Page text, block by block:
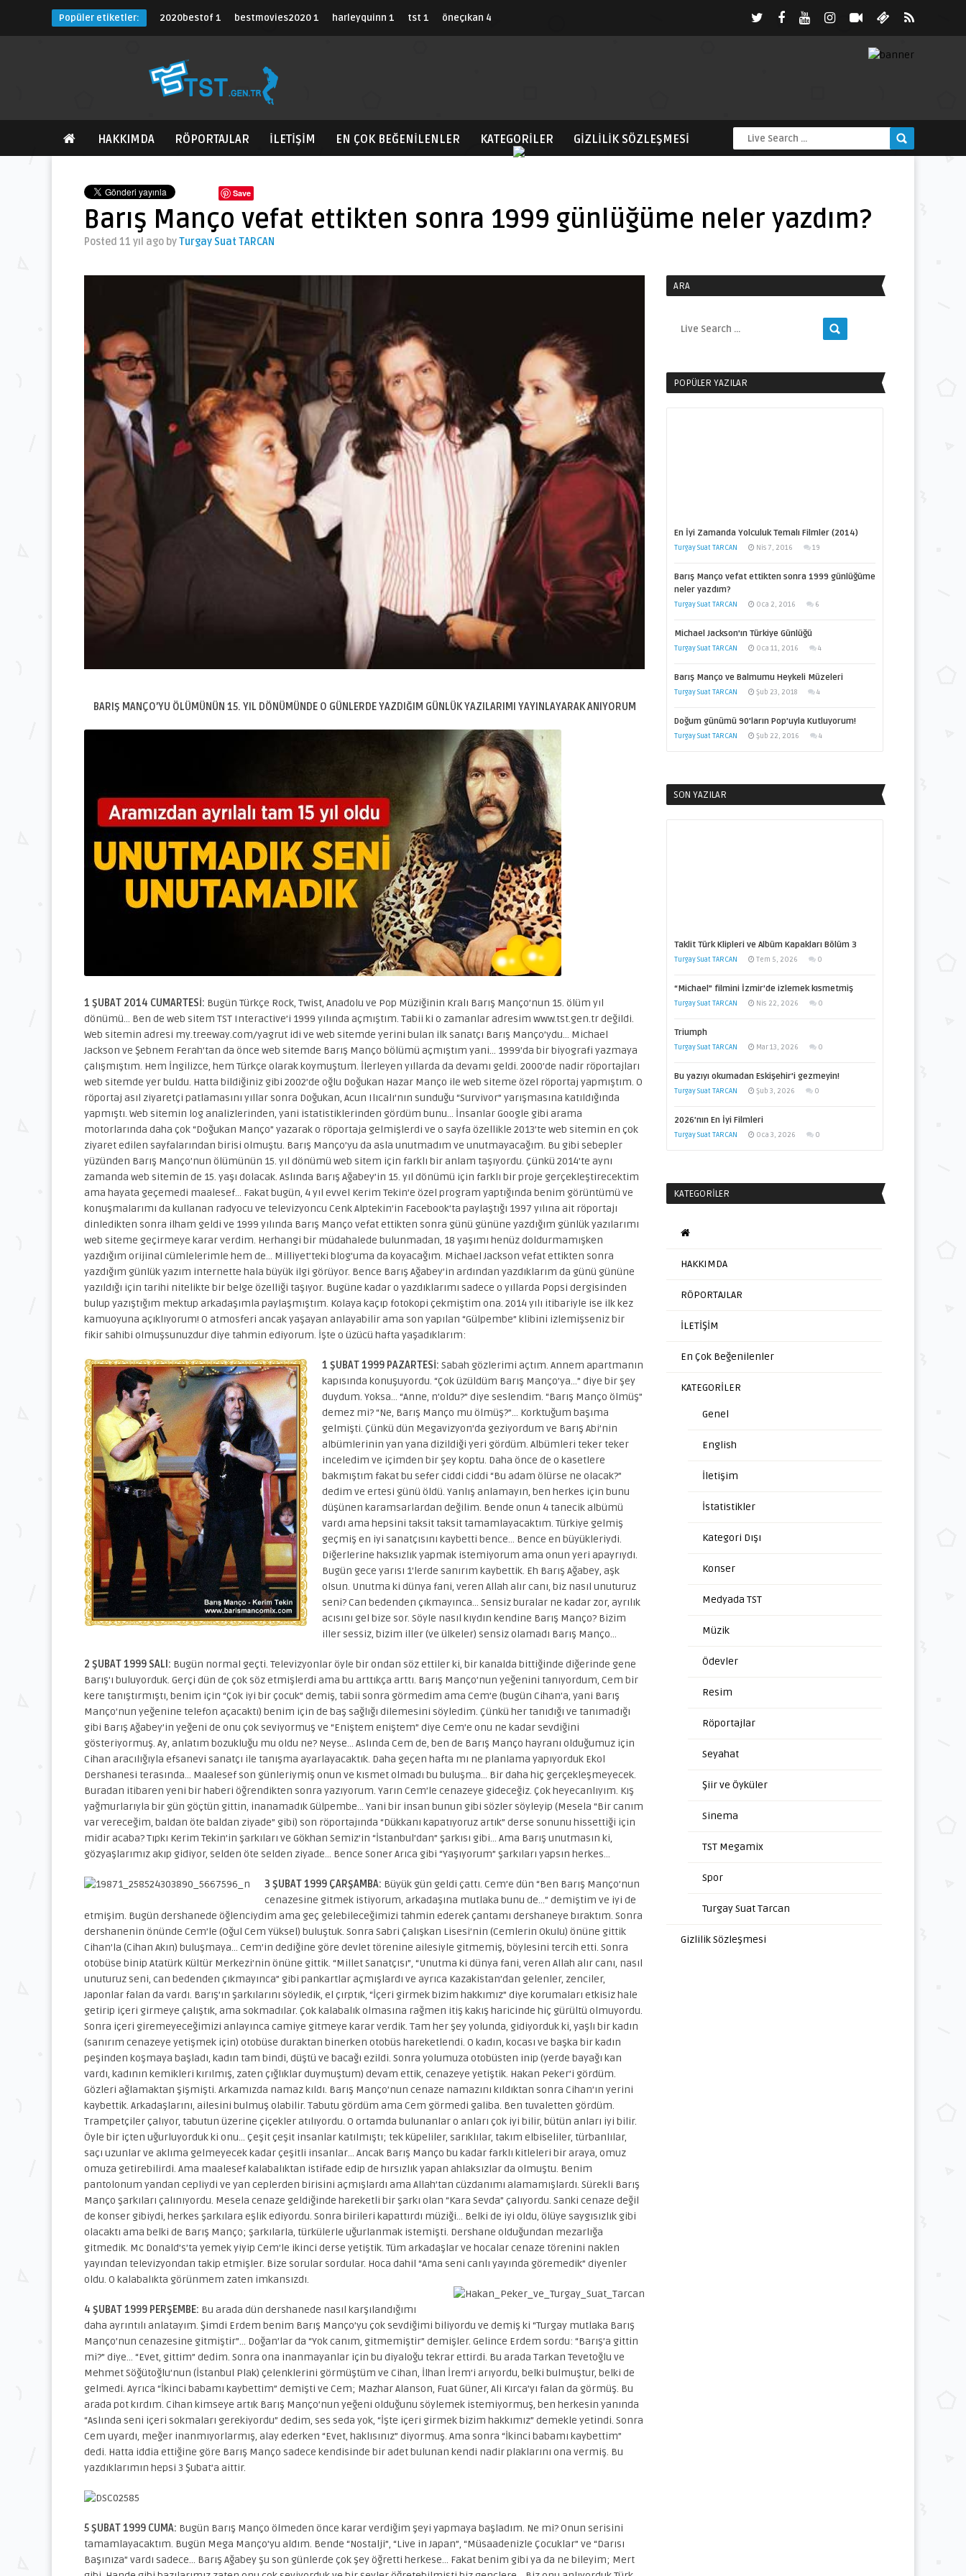
Popüler etiketler: 2020bestof1 bestmovies20201 harleyquinn 1 tst 1 öneçıkan 4
HAKKIMDA RÖPORTAJLAR İLETİŞİM EN ÇOK BEĞENILENLER KATEGORİLER GIZLILIK SÖZLEŞMESI
Save
Barış Manço vefat ettikten sonra 1999 günlüğüme neler yazdım?
Posted 11 yıl ago byTurgay Suat TARCAN
BARIŞ MANÇO’YU ÖLÜMÜNÜN 15. YIL DÖNÜMÜNDE O GÜNLERDE YAZDIĞIM GÜNLÜK YAZILARIMI YAYINLAYARAK ANIYORUM
1 ŞUBAT 2014 CUMARTESİ: Bugün Türkçe Rock, Twist, Anadolu ve Pop Müziğinin Kralı Barış Manço’nun 15. ölüm yıl
dönümü… Ben de web sitem TST Interactive’i 1999 yılında açmıştım. Tabii ki o zamanlar adresim www.tst.gen.tr değildi.
Web sitemin adresi my.treeway.com/yagrut idi ve web sitemde yerini bulan ilk sanatçı Barış Manço’ydu… Michael
Jackson ve Şebnem Ferah’tan da önce web sitemde Barış Manço bölümü açmıştım yani… 1999’da bir biyografi yazmaya
çalışmıştım. Hem İngilizce, hem Türkçe olarak koymuştum. İlerleyen yıllarda da devamı geldi. 2000’de nadir röportajları
web sitemde yer buldu. Hatta bildiğiniz gibi 2002’de oğlu Doğukan Hazar Manço ile web siteme özel röportaj yapmıştım. O
röportaj asıl ziyaretçi patlamasını yıllar sonra Doğukan, Acun Ilıcalı’nın sunduğu “Survivor” yarışmasına katıldığında
yapmıştı. Web sitemin log analizlerinden, yani istatistiklerinden gördüm bunu… İnsanlar Google gibi arama
motorlarında daha çok “Doğukan Manço” yazarak o röportaja gelmişlerdi ve o sayfa özellikle 2013’te web sitemin en çok
ziyaret edilen sayfalarından birisi olmuştu. Barış Manço’yu da asla unutmadım ve unutmayacağım. Bu gibi sebepler
yüzünden Barış Manço’nun ölümünün 15. yıl dönümü web sitem için farklı bir anlam taşıyordu. Çünkü 2014’te aynı
zamanda web sitemin de 15. yaşı dolacak. Aslında Barış Ağabey’in 15. yıl dönümü için farklı bir proje gerçekleştirecektim
ama hayata geçemedi maalesef… Fakat bugün, 4 yıl evvel Kerim Tekin’e özel program yaptığında benim görüntümü ve
konuşmalarımı da kullanan radyocu ve televizyoncu Cenk Alptekin’in Facebook’ta paylaştığı 1997 yılına ait röportajı
dinledikten sonra ilham geldi ve 1999 yılında Barış Manço vefat ettikten sonra günü gününe yazdığım günlük yazılarımı
web siteme geçirmeye karar verdim. Herhangi bir müdahalede bulunmadan, 18 yaşımı henüz doldurmamışken
yazdığım orijinal cümlelerimle hem de… Milliyet’teki blog’uma da koyacağım. Michael Jackson vefat ettikten sonra
yazdığım günlük yazım internette hala büyük ilgi görüyor. Bence Barış Ağabey’in ardından yazdıklarım da günü gününe
yazıldığı için tarihi nitelikte bir belge özelliği taşıyor. Bugüne kadar o yazdıklarımı sadece o yıllarda Popsi dergisinden
bulup yazıştığım mektup arkadaşımla paylaşmıştım. Kolaya kaçıp fotokopi çekmiştim ona. 2014 yılı itibariyle ise ilk kez
kamuoyuna açıklıyorum! O atmosferi ancak yaşayan anlayabilir ama son yapılan “Gülpembe” klibini izlemişseniz bir
fikir sahibi olmuşsunuzdur diye tahmin ediyorum. İşte o üzücü hafta yaşadıklarım:
1 ŞUBAT 1999 PAZARTESİ: Sabah gözlerimi açtım. Annem apartmanın
kapısında konuşuyordu. “Çok üzüldüm Barış Manço’ya…” diye bir şey
duydum. Yoksa… “Anne, n’oldu?” diye seslendim. “Barış Manço ölmüş”
demez mi? “Ne, Barış Manço mu ölmüş?”… Korktuğum başıma
gelmişti. Çünkü dün Megavizyon’da geziyordum ve Barış Abi’nin
albümlerinin yan yana dizildiği yeri gördüm. Albümleri teker teker
inceledim ve içimden bir şey koptu. Daha önce de o kasetlere
bakmıştım fakat bu sefer ciddi ciddi “Bu adam ölürse ne olacak?”
dedim ve ertesi günü öldü. Yanlış anlamayın, ben herkes için bunu
düşünen karamsarlardan değilim. Bende onun 4 tanecik albümü
vardı ama hepsini taksit taksit tamamlayacaktım. Türkiye gelmiş
geçmiş en iyi sanatçısını kaybetti bence… Bence en büyükleriydi.
Diğerlerine haksızlık yapmak istemiyorum ama onun yeri apayrıydı.
Bugün gece yarısı 1’lerde sanırım kaybettik. Eh Barış Ağabey, aşk
olsun. Unutma ki dünya fani, veren Allah alır canı, biz nasıl unuturuz
seni? Can bedenden çıkmayınca… Sensiz buralar ne kadar zor, ayrılık
acısını gel bize sor. Söyle nasıl kıydın kendine Barış Manço? Bizim
iller sessiz, bizim iller (ve ülkeler) sensiz olamadı Barış Manço…
2 ŞUBAT 1999 SALI: Bugün normal geçti. Televizyonlar öyle bir ondan söz ettiler ki, bir kanalda bittiğinde diğerinde gene
Barış’ı buluyorduk. Gerçi dün de çok söz etmişlerdi ama bu arttıkça arttı. Barış Manço’nun yeğenini tanıyordum, Cem bir
kere tanıştırmıştı, benim için “Çok iyi bir çocuk” demiş, tabii sonra görmedim ama Cem’e (bugün Cihan’a, yani Barış
Manço’nun yeğenine telefon açacaktı) benim için de baş sağlığı dilemesini söyledim. Çünkü her tanıdığı ve tanımadığı
gibi Barış Ağabey’in yeğeni de onu çok seviyormuş ve “Eniştem eniştem” diye Cem’e onu ne kadar sevdiğini
gösteriyormuş. Ay, anlatım bozukluğu mu oldu ne? Neyse… Aslında Cem de, ben de Barış Manço hayranı olduğumuz için
Cihan aracılığıyla efsanevi sanatçı ile tanışma ayarlayacaktık. Daha geçen hafta mı ne planlama yapıyorduk Ekol
Dershanesi terasında… Maalesef son günleriymiş onun ve kısmet olmadı bu buluşma… Bir daha hiç gerçekleşmeyecek.
Buradan itibaren yeni bir haberi öğrendikten sonra yazıyorum. Yarın Cem’le cenazeye gideceğiz. Çok heyecanlıyım. Kış
yağmurlarıyla bir gün göçtün gittin, inanamadık Gülpembe… Yani bir insan bunun gibi sözler söyleyip (Mesela “Bir canım
var vereceğim, baldan öte baldan ziyade” gibi) son röportajında “Dükkanı kapatıyoruz artık” derse sonunu hissettiği için
midir acaba? Tıpkı Kerim Tekin’in şarkıları ve Gökhan Semiz’in “İstanbul’dan” şarkısı gibi… Ama Barış unutmasın ki,
gözyaşlarımız akıp gidiyor, selden öte selden ziyade… Bence Soner Arıca gibi “Yaşıyorum” şarkıları yapsın herkes…
3 ŞUBAT 1999 ÇARŞAMBA: Büyük gün geldi çattı. Cem’e dün “Ben Barış Manço’nun
cenazesine gitmek istiyorum, arkadaşına mutlaka bunu de…” demiştim ve iyi de
etmişim. Bugün dershanede öğlenciydim ama geç gelebileceğimizi tahmin ederek çantamı dershaneye bıraktım. Sonra
dershanenin önünde Cem’le (Oğul Cem Yüksel) buluştuk. Sonra Sabri Çalışkan Lisesi’nin (Cemlerin Okulu) önüne gittik
Cihan’la (Cihan Akın) buluşmaya… Cem’in dediğine göre devlet törenine ailesiyle gitmemiş, böylesini tercih etti. Sonra
otobüse binip Atatürk Kültür Merkezi’nin önüne gittik. “Millet Sanatçısı”, “Unutma ki dünya fani, veren Allah alır canı, nasıl
unuturuz seni, can bedenden çıkmayınca” gibi pankartlar açmışlardı ve ayrıca Kazakistan’dan gelenler, zenciler,
Japonlar falan da vardı. Barış’ın şarkılarını söyledik, el çırptık, “İçeri girmek bizim hakkımız” diye korumaları etkisiz hale
getirip içeri girmeye çalıştık, ama sokmadılar. Çok kalabalık olmasına rağmen itiş kakış haricinde hiç gürültü olmuyordu.
Sonra içeri giremeyeceğimizi anlayınca camiye gitmeye karar verdik. Tam her şey yolunda, gidiyorduk ki, yaşlı bir kadın
(sanırım cenazeye yetişmek için) otobüse duraktan binerken otobüs hareketlendi. O kadın, kocası ve başka bir kadın
peşinden koşmaya başladı, kadın tam bindi, düştü ve bacağı ezildi. Sonra yolumuza otobüsten inip (yerde bayağı kan
vardı, kadının kemikleri kırılmış, zaten çığlıklar duymuştum) devam ettik, cenazeye yetiştik. Hakan Peker’i gördüm.
Gözleri ağlamaktan şişmişti. Arkamızda namaz kıldı. Barış Manço’nun cenaze namazını kıldıktan sonra Cihan’ın yerini
kaybettik. Arkadaşlarını, ailesini bulmuş olabilir. Tabutu gördüm ama Cem görmedi galiba. Ben tuvaletten gördüm.
Trampetçiler çalıyor, tabutun üzerine çiçekler atılıyordu. O ortamda bulunanlar o anları çok iyi bilir, bütün anları iyi bilir.
Öyle bir içten uğurluyorduk ki onu… Çeşit çeşit insanlar katılmıştı; tek küpeliler, sarıklılar, takım elbiseliler, türbanlılar,
saçı uzunlar ve aklıma gelmeyecek kadar çeşitli insanlar… Ancak Barış Manço bu kadar farklı kitleleri bir araya, omuz
omuza getirebilirdi. Ama maalesef kalabalıktan istifade edip de hırsızlık yapan ahlaksızlar da olmuştu. Benim
pantolonum yandan cepliydi ve yan ceplerden birisini açmışlardı ama Allah’tan cüzdanımı alamamışlardı. Sürekli Barış
Manço şarkıları çalınıyordu. Mesela cenaze geldiğinde hareketli bir şarkı olan “Kara Sevda” çalıyordu. Sanki cenaze değil
de konser gibiydi, herkes şarkılara eşlik ediyordu. Sonra birileri kapattırdı müziği… Belki de iyi oldu, ölüye saygısızlık gibi
olacaktı ama belki de Barış Manço; şarkılarla, türkülerle uğurlanmak istemişti. Dershane olduğundan mezarlığa
gitmedik. Mc Donald’s’ta yemek yiyip Cem’le ikinci derse yetiştik. Tüm arkadaşlar ve hocalar cenaze törenini naklen
yayından televizyondan takip etmişler. Bize sorular sordular. Hoca dahil “Ama seni canlı yayında göremedik” diyenler
oldu. O kalabalıkta görünmem zaten imkansızdı.
4 ŞUBAT 1999 PERŞEMBE: Bu arada dün dershanede nasıl karşılandığımı
daha ayrıntılı anlatayım. Şimdi Erdem benim Barış Manço’yu çok sevdiğimi biliyordu ve demiş ki “Turgay mutlaka Barış
Manço’nun cenazesine gitmiştir”… Doğan’lar da “Yok canım, gitmemiştir” demişler. Gelince Erdem sordu: “Barış’a gittin
mi?” diye… “Evet, gittim” dedim. Sonra ona inanmayanlar için bu diyaloğu tekrar ettirdi. Bu arada Tarkan Tevetoğlu ve
Mehmet Söğütoğlu’nun (İstanbul Plak) çelenklerini görmüştüm ve Cihan, İlhan İrem’i arıyordu, belki bulmuştur, belki de
gelmedi. Ayrıca “İkinci babamı kaybettim” demişti ve Cem; Mazhar Alanson, Fuat Güner, Ali Kırca’yı falan da görmüş. Bu
arada pot kırdım. Cihan kimseye artık Barış Manço’nun yeğeni olduğunu söylemek istemiyormuş, ben herkesin yanında
“Aslında seni içeri sokmaları gerekiyordu” dedim, ses seda yok, “İşte içeri girmek bizim hakkımız” demekle yetindi. Sonra
Cem uyardı, meğer inanmıyorlarmış, alay ederken “Evet, haklısınız” diyormuş. Ama sonra “İkinci babamı kaybettim”
dedi. Hatta iddia ettiğine göre Barış Manço sadece kendisinde bir adet bulunan kendi nadir plaklarını ona vermiş. Bu
yazdıklarımın hepsi 3 Şubat’a aittir.
5 ŞUBAT 1999 CUMA: Bugün Barış Manço ölmeden önce karar verdiğim şeyi yapmaya başladım. Ne mi? Onun serisini
tamamlayacaktım. Bugün Mega Manço’yu aldım. Bende “Nostalji”, “Live in Japan”, “Müsaadenizle Çocuklar” ve “Darısı
Başınıza” vardı sadece… Barış Ağabey şu son günlerde çok şey öğretti herkese… Fakat benim gibi ya da ne bileyim; Mert
ARA
POPÜLER YAZILAR
En İyi Zamanda Yolculuk Temalı Filmler (2014)
Turgay Suat TARCAN Nis 7, 2016 19
Barış Manço vefat ettikten sonra 1999 günlüğüme
neler yazdım?
Turgay Suat TARCAN Oca 2, 2016 6
Michael Jackson’ın Türkiye Günlüğü
Turgay Suat TARCAN Oca 11, 2016 4
Barış Manço ve Balmumu Heykeli Müzeleri
Turgay Suat TARCAN Şub 23, 2018 4
Doğum günümü 90’ların Pop’uyla Kutluyorum!
Turgay Suat TARCAN Şub 22, 2016 4
SON YAZILAR
Taklit Türk Klipleri ve Albüm Kapakları Bölüm 3
Turgay Suat TARCAN Tem 5, 2026 0
“Michael” filmini İzmir’de izlemek kısmetmiş
Turgay Suat TARCAN Nis 22, 2026 0
Triumph
Turgay Suat TARCAN Mar 13, 2026 0
Bu yazıyı okumadan Eskişehir’i gezmeyin!
Turgay Suat TARCAN Şub 3, 2026 0
2026’nın En İyi Filmleri
Turgay Suat TARCAN Oca 3, 2026 0
KATEGORILER
HAKKIMDA
RÖPORTAJLAR
İLETİŞİM
En Çok Beğenilenler
KATEGORİLER
Genel
English
İletişim
İstatistikler
Kategori Dışı
Konser
Medyada TST
Müzik
Ödevler
Resim
Röportajlar
Seyahat
Şiir ve Öyküler
Sinema
TST Megamix
Spor
Turgay Suat Tarcan
Gizlilik Sözleşmesi